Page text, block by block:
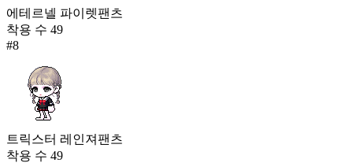
에테르넬 파이렛팬츠
착용 수 49
#8
트릭스터 레인져팬츠
착용 수 49